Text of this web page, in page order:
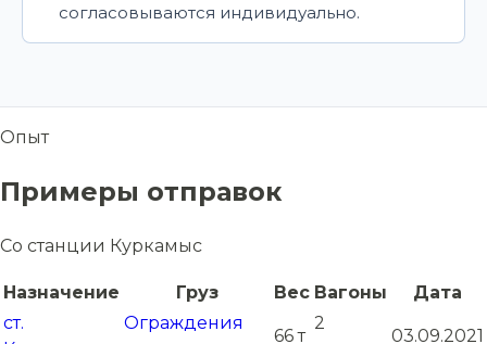
согласовываются индивидуально.
Опыт
Примеры отправок
Со станции Куркамыс
Назначение Груз Вес Вагоны
Дата
ст.
Ограждения
66 т
2
03.09.2021